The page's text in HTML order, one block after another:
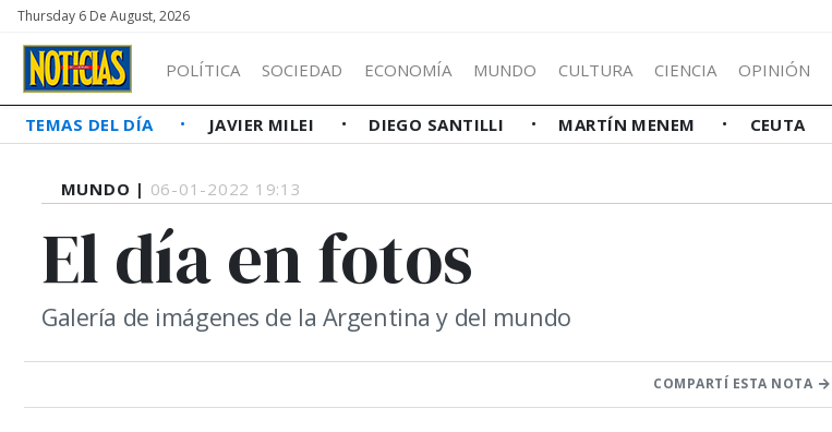
Thursday 6 De August, 2026
POLÍTICA SOCIEDAD ECONOMÍA MUNDO CULTURA CIENCIA OPINIÓN
TEMAS DEL DÍA JAVIER MILEI DIEGO SANTILLI MARTÍN MENEM CEUTA
MUNDO | 06-01-2022 19:13
El día en fotos
Galería de imágenes de la Argentina y del mundo
COMPARTÍ ESTA NOTA